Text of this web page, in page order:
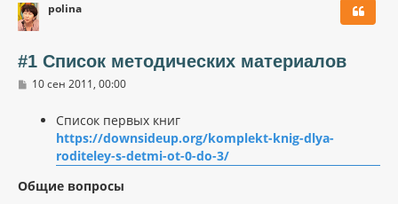
polina
#1 Список методических материалов
С
е
10 сен 2011, 00:00
Список первых книг
https://downsideup.org/komplekt-knig-dlya-
roditeley-s-detmi-ot-0-do-3/
Общие вопросы